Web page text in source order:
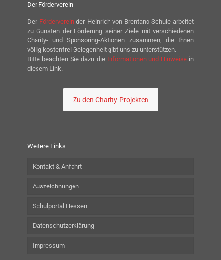
Der Förderverein
Der Fördervereinder Heinrich-von-Brentano-Schule arbeitet
zu Gunsten der Förderung seiner Ziele mit verschiedenen
Charity- und Sponsoring-Aktionen zusammen, die Ihnen
völlig kostenfrei Gelegenheit gibt uns zu unterstützen.
Bitte beachten Sie dazu die Informationen und Hinweisein
diesem Link.
Zu den Charity-Projekten
Weitere Links
Kontakt & Anfahrt
Auszeichnungen
Schulportal Hessen
Datenschutzerklärung
Impressum